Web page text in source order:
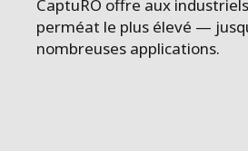
CaptuRO offre aux
perméat le plus élevé —
nombreuses applications.